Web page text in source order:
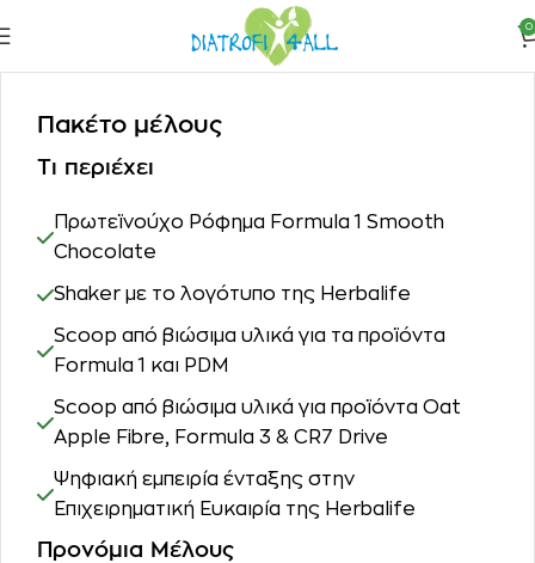
0
Πακέτο μέλους
Τι περιέχει
Πρωτεϊνούχο Ρόφημα Formula 1 Smooth
Chocolate
Shaker με το λογότυπο της Herbalife
Scoop από βιώσιμα υλικά για τα προϊόντα
Formula 1 και PDM
Scoop από βιώσιμα υλικά για προϊόντα Oat
Apple Fibre, Formula 3 & CR7 Drive
Ψηφιακή εμπειρία ένταξης στην
Επιχειρηματική Ευκαιρία της Herbalife
Προνόμια Μέλους